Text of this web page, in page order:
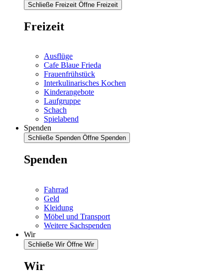
Schließe Freizeit Öffne Freizeit
Freizeit
Ausflüge
Cafe Blaue Frieda
Frauenfrühstück
Interkulinarisches Kochen
Kinderangebote
Laufgruppe
Schach
Spielabend
Spenden
Schließe Spenden Öffne Spenden
Spenden
Fahrrad
Geld
Kleidung
Möbel und Transport
Weitere Sachspenden
Wir
Schließe Wir Öffne Wir
Wir